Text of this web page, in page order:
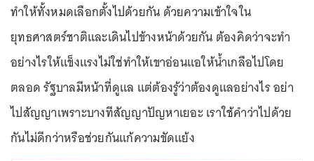
ทำให้ทั้งหมดเลือกตั้งไปด้วยกัน ด้วยความเข้าใจใน
ยุทธศาสตร์ชาติและเดินไปข้างหน้าด้วยกัน ต้องคิดว่าจะทำ
อย่างไรให้แข็งแรงไม่ใช่ทำให้เขาอ่อนแอให้น้ำเกลือไปโดย
ตลอด รัฐบาลมีหน้าที่ดูแล แต่ต้องรู้ว่าต้องดูแลอย่างไร อย่า
ไปสัญญาเพราะบางทีสัญญาปัญหาเยอะ เราใช้คำว่าไปด้วย
กันไม่ดีกว่าหรือช่วยกันแก้ความขัดแย้ง